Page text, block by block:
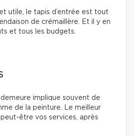
utile, le tapis d’entrée est tout
de crémaillère. Et il y en
et tous les budgets.
implique souvent de
de la peinture. Le meilleur
être vos services, après